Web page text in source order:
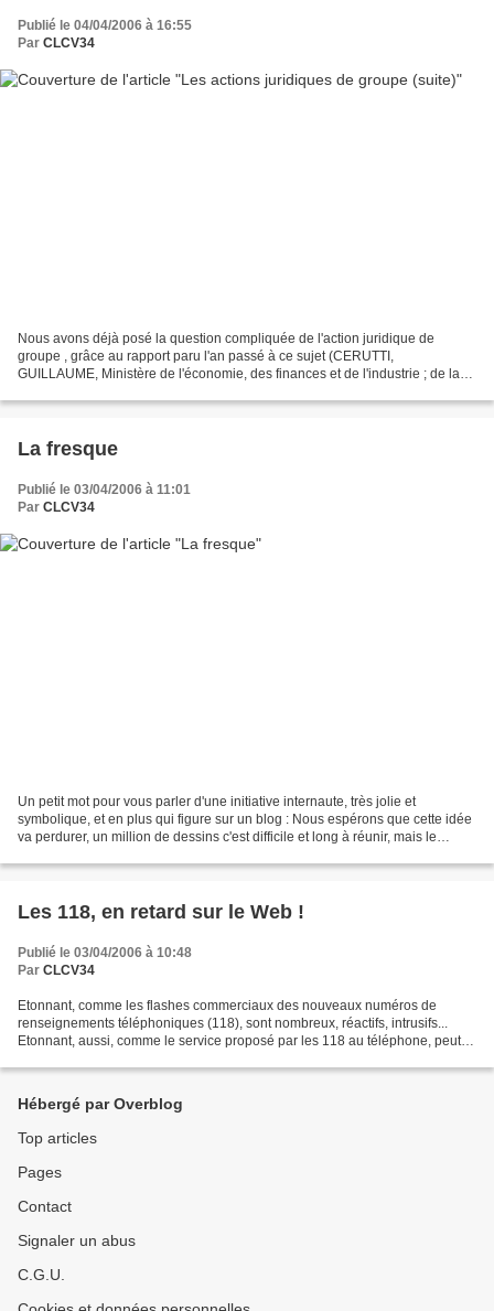
Publié le 04/04/2006 à 16:55
Par CLCV34
Nous avons déjà posé la question compliquée de l'action juridique de
groupe , grâce au rapport paru l'an passé à ce sujet (CERUTTI,
GUILLAUME, Ministère de l'économie, des finances et de l'industrie ; de la
La fresque
Publié le 03/04/2006 à 11:01
Par CLCV34
Un petit mot pour vous parler d'une initiative internaute, très jolie et
symbolique, et en plus qui figure sur un blog : Nous espérons que cette idée
va perdurer, un million de dessins c'est difficile et long à réunir, mais le
Les 118, en retard sur le Web !
Publié le 03/04/2006 à 10:48
Par CLCV34
Etonnant, comme les flashes commerciaux des nouveaux numéros de
renseignements téléphoniques (118), sont nombreux, réactifs, intrusifs...
Etonnant, aussi, comme le service proposé par les 118 au téléphone, peut
Hébergé par Overblog
Top articles
Pages
Contact
Signaler un abus
C.G.U.